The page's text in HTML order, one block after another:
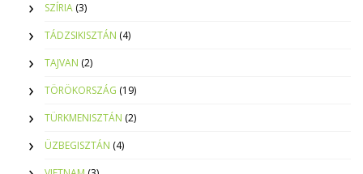
SZÍRIA (3)
TÁDZSIKISZTÁN (4)
TAJVAN (2)
TÖRÖKORSZÁG (19)
TÜRKMENISZTÁN (2)
ÜZBEGISZTÁN (4)